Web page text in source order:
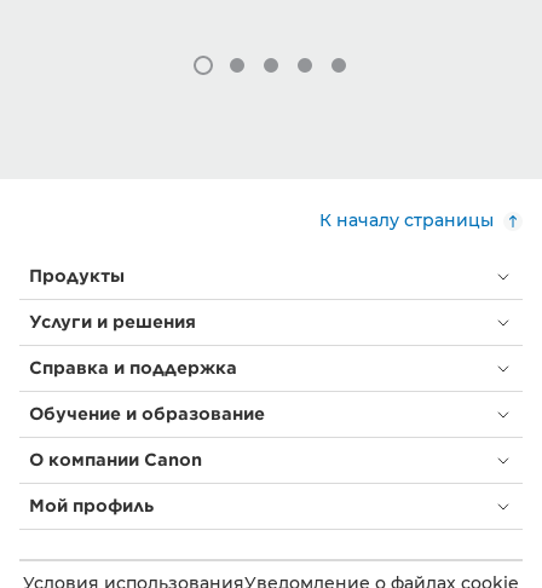
К началу страницы
Продукты
Услуги и решения
Справка и поддержка
Обучение и образование
О компании Canon
Мой профиль
Условия использованияУведомление о файлах cookie